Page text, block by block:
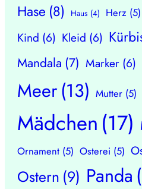
Hase (8) Haus (4) Herz (5)
Kind (6) Kleid (6)
Mandala (7) Marker (6)
Meer(13) Mutter (5)
Mädchen (17)
Ornament (5) Osterei (5)
Ostern (9) Panda